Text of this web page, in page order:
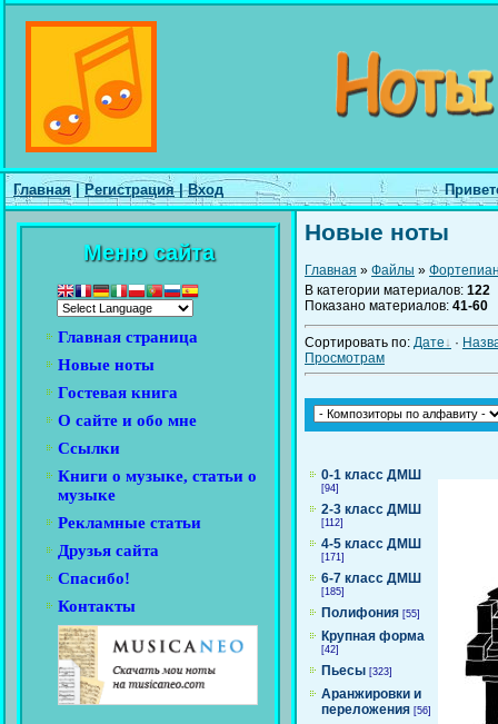
Главная |Регистрация|Вход
Меню сайта
Главная страница
Новые ноты
Гостевая книга
О сайте и обо мне
Ссылки
Книги о музыке, статьи о
музыке
Рекламные статьи
Друзья сайта
Спасибо!
Контакты
Новые ноты
Главная » Файлы »
В категории материалов: 122
Показано материалов: 41-60
Сортировать по: Дате ·
Просмотрам
0-1 класс ДМШ
[94]
2-3 класс ДМШ
[112]
4-5 класс ДМШ
[171]
6-7 класс ДМШ
[185]
Полифония [55]
Крупная форма
[42]
Пьесы [323]
Аранжировки и
переложения [56]